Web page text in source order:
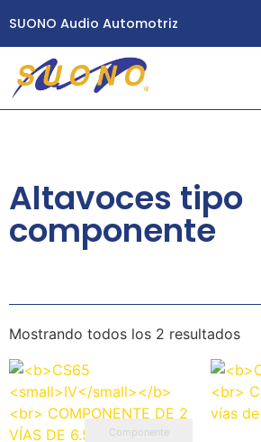
SUONO Audio Automotriz
Altavoces tipo
componente
Mostrando todos los 2 resultados
Componente